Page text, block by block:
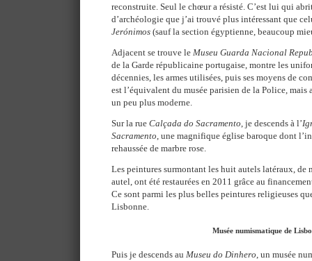
reconstruite. Seul le chœur a résisté. C’est lui qui
d’archéologie que j’ai trouvé plus intéressant que
Jerónimos (sauf la section égyptienne, beaucoup
Adjacent se trouve le Museu Guarda Nacional
de la Garde républicaine portugaise, montre les
décennies, les armes utilisées, puis ses moyens de
est l’équivalent du musée parisien de la Police, mais
un peu plus moderne.
Sur la rue Calçada do Sacramento , je descends à l’
Sacramento , une magnifique église baroque dont
rehaussée de marbre rose.
Les peintures surmontant les huit autels latéraux, de
autel, ont été restaurées en 2011 grâce au
Ce sont parmi les plus belles peintures religieuses
Lisbonne.
Musée numismatique de
Puis je descends au Museu do Dinhero, un musée